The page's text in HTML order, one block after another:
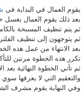
يقوم العمال في البداية فى
بعد ذلك يقوم العمال
ثم يتم تنظيف المسبحة
ثم يتوجهون إلى تنظيف
بعد الانتهاء من عمل هذه
تكرر هذه الخطوة مرتين
ثم تأتي الخطوة النهائية
والتعقيم التي لا يعرفها
وفي النهاية يقوم مشرف